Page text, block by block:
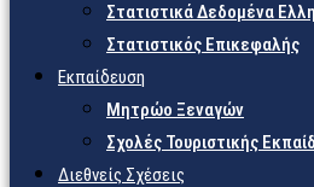
Στατιστικά Δεδομένα
Στατιστικός Επικεφαλής
Εκπαίδευση
Μητρώο Ξεναγών
Σχολές Τουριστικής
Διεθνείς Σχέσεις